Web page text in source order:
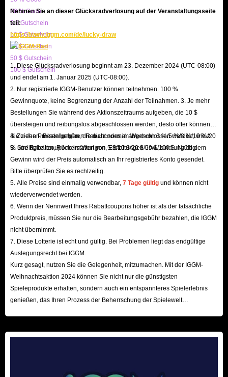
Daher ist IGGM.com definitiv die beste Wahl für den Kauf von Dark Age
of Camelot Platinum. Sofern Ihre Daten korrekt ausgefüllt und geprüft
sind, übergeben Sie diese nach Abschluss der Zahlung einfach gemeinsam
an uns, wodurch Ihr qualitativ hochwertiges Einkaufserlebnis absolut
garantiert ist.
20 % Code
5 $ Gutschein
10 $ Gutschein
20 $ Gutschein
50 $ Gutschein
100 $ Gutschein
Nehmen Sie an dieser Glücksradverlosung auf der Veranstaltungsseite
teil:
https://www.iggm.com/de/lucky-draw
1. Diese Glücksradverlosung beginnt am 23. Dezember 2024 (UTC-08:00)
und endet am 1. Januar 2025 (UTC-08:00).
2. Nur registrierte IGGM-Benutzer können teilnehmen. 100 %
Gewinnquote, keine Begrenzung der Anzahl der Teilnahmen. 3. Je mehr
Bestellungen Sie während des Aktionszeitraums aufgeben, die 10 $
übersteigen und reibungslos abgeschlossen werden, desto öfter können
Sie ziehen. Bestellungen, die nicht normal abgeschlossen werden, wie z.
B. Streitigkeiten, Rückerstattungen, Erstattungen usw., sind ungültig.
4. Zu den Preisen gehören Rabattcodes im Wert von 3 %/5 %/8 %/10 %/20
% und Rabattcoupons im Wert von 5 $/10 $/20 $/50 $/100 $. Nach dem
Gewinn wird der Preis automatisch an Ihr registriertes Konto gesendet.
Bitte überprüfen Sie es rechtzeitig.
5. Alle Preise sind einmalig verwendbar, 7 Tage gültig und können nicht
wiederverwendet werden.
6. Wenn der Nennwert Ihres Rabattcoupons höher ist als der tatsächliche
Produktpreis, müssen Sie nur die Bearbeitungsgebühr bezahlen, die IGGM
nicht übernimmt.
7. Diese Lotterie ist echt und gültig. Bei Problemen liegt das endgültige
Auslegungsrecht bei IGGM.
Kurz gesagt, nutzen Sie die Gelegenheit, mitzumachen. Mit der IGGM-
Weihnachtsaktion 2024 können Sie nicht nur die günstigsten
Spieleprodukte erhalten, sondern auch ein entspannteres Spielerlebnis
genießen, das Ihren Prozess der Beherrschung der Spielewelt